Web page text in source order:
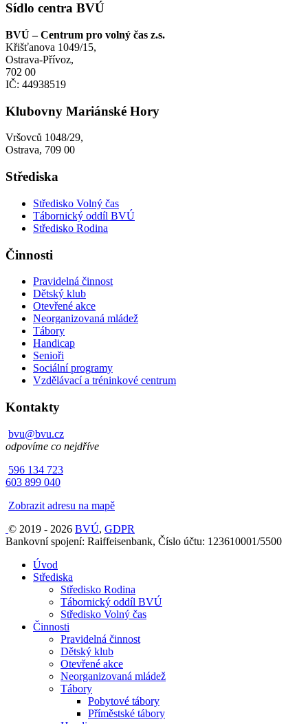
Sídlo centra BVÚ
BVÚ – Centrum pro volný čas z.s.
Křišťanova 1049/15,
Ostrava-Přívoz,
702 00
IČ: 44938519
Klubovny Mariánské Hory
Vršovců 1048/29,
Ostrava, 709 00
Střediska
Středisko Volný čas
Tábornický oddíl BVÚ
Středisko Rodina
Činnosti
Pravidelná činnost
Dětský klub
Otevřené akce
Neorganizovaná mládež
Tábory
Handicap
Senioři
Sociální programy
Vzdělávací a tréninkové centrum
Kontakty
bvu@bvu.cz
odpovíme co nejdříve
596 134 723
603 899 040
Zobrazit adresu na mapě
© 2019 - 2026 BVÚ, GDPR
Bankovní spojení: Raiffeisenbank, Číslo účtu: 123610001/5500
Úvod
Střediska
Středisko Rodina
Tábornický oddíl BVÚ
Středisko Volný čas
Činnosti
Pravidelná činnost
Dětský klub
Otevřené akce
Neorganizovaná mládež
Tábory
Pobytové tábory
Příměstské tábory